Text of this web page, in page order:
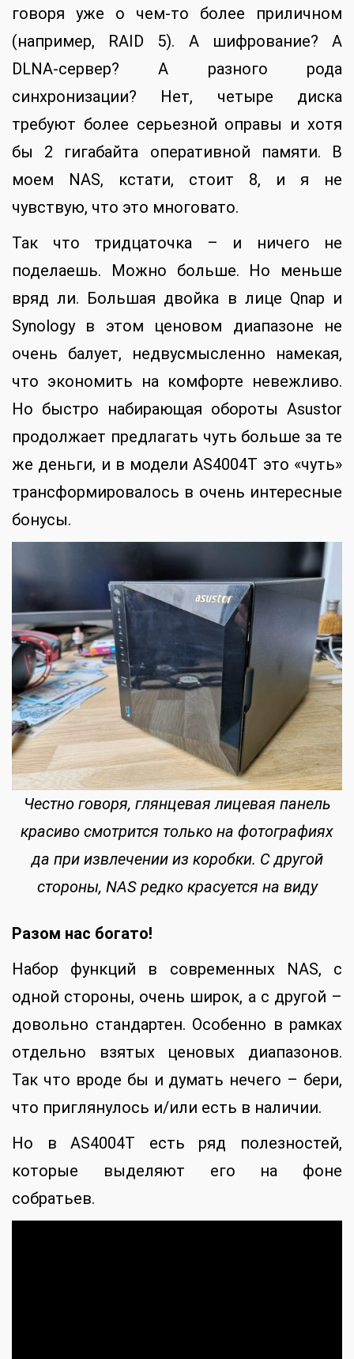
говоря уже о чем-то более приличном
(например, RAID 5). А шифрование? А
DLNA-сервер? А разного рода
синхронизации? Нет, четыре диска
требуют более серьезной оправы и хотя
бы 2 гигабайта оперативной памяти. В
моем NAS, кстати, стоит 8, и я не
чувствую, что это многовато.
Так что тридцаточка – и ничего не
поделаешь. Можно больше. Но меньше
вряд ли. Большая двойка в лице Qnap и
Synology в этом ценовом диапазоне не
очень балует, недвусмысленно намекая,
что экономить на комфорте невежливо.
Но быстро набирающая обороты Asustor
продолжает предлагать чуть больше за те
же деньги, и в модели AS4004T это «чуть»
трансформировалось в очень интересные
бонусы.
Честно говоря, глянцевая лицевая панель
красиво смотрится только на фотографиях
да при извлечении из коробки. С другой
стороны, NAS редко красуется на виду
Разом нас богато!
Набор функций в современных NAS, с
одной стороны, очень широк, а с другой –
довольно стандартен. Особенно в рамках
отдельно взятых ценовых диапазонов.
Так что вроде бы и думать нечего – бери,
что приглянулось и/или есть в наличии.
Но в AS4004T есть ряд полезностей,
которые выделяют его на фоне
собратьев.